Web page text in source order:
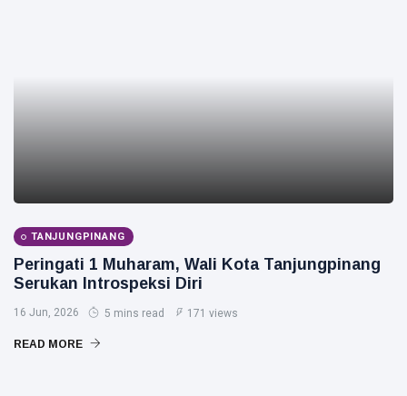
TANJUNGPINANG
Peringati 1 Muharam, Wali Kota Tanjungpinang
Serukan Introspeksi Diri
16 Jun, 2026 5 mins read 171 views
READ MORE